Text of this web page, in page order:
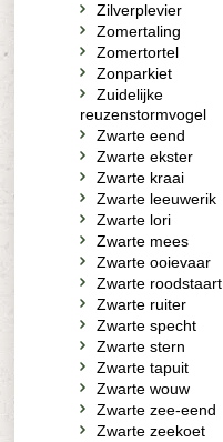
Zilverplevier
Zomertaling
Zomertortel
Zonparkiet
Zuidelijke
reuzenstormvogel
Zwarte eend
Zwarte ekster
Zwarte kraai
Zwarte leeuwerik
Zwarte lori
Zwarte mees
Zwarte ooievaar
Zwarte roodstaart
Zwarte ruiter
Zwarte specht
Zwarte stern
Zwarte tapuit
Zwarte wouw
Zwarte zee-eend
Zwarte zeekoet